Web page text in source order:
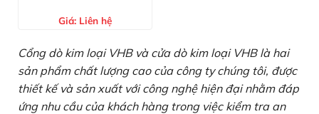
Giá: Liên hệ
Cổng dò kim loại VHB và cửa dò kim loại VHB là hai
sản phẩm chất lượng cao của công ty chúng tôi, được
thiết kế và sản xuất với công nghệ hiện đại nhằm đáp
ứng nhu cầu của khách hàng trong việc kiểm tra an